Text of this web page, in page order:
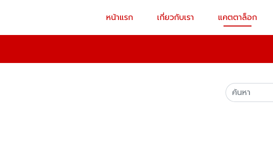
หน้าแรก เกี่ยวกับเรา แคตตาล็อก